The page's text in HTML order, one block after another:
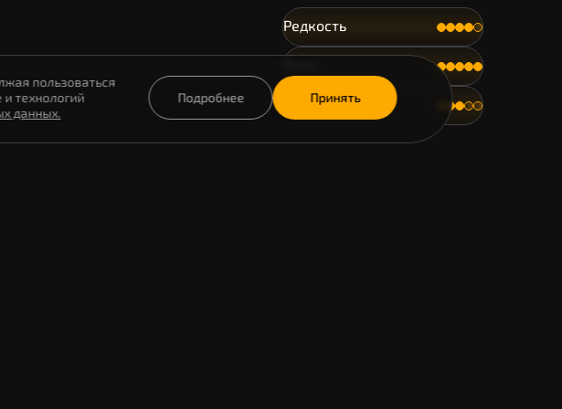
Редкость
Охрана
пользоваться
технологий
данных.
Принять
Подробнее